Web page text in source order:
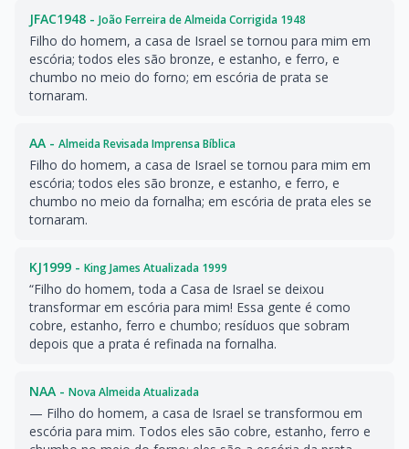
JFAC1948 - João Ferreira de Almeida Corrigida 1948
Filho do homem, a casa de Israel se tornou para mim em
escória; todos eles são bronze, e estanho, e ferro, e
chumbo no meio do forno; em escória de prata se
tornaram.
AA - Almeida Revisada Imprensa Bíblica
Filho do homem, a casa de Israel se tornou para mim em
escória; todos eles são bronze, e estanho, e ferro, e
chumbo no meio da fornalha; em escória de prata eles se
tornaram.
KJ1999 - King James Atualizada 1999
“Filho do homem, toda a Casa de Israel se deixou
transformar em escória para mim! Essa gente é como
cobre, estanho, ferro e chumbo; resíduos que sobram
depois que a prata é refinada na fornalha.
NAA - Nova Almeida Atualizada
— Filho do homem, a casa de Israel se transformou em
escória para mim. Todos eles são cobre, estanho, ferro e